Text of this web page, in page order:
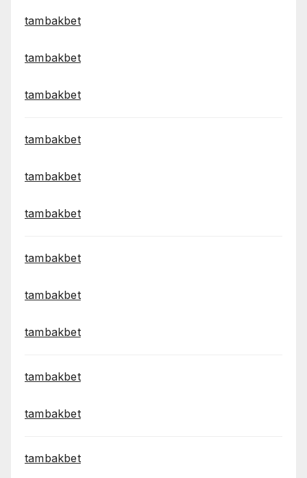
tambakbet
tambakbet
tambakbet
tambakbet
tambakbet
tambakbet
tambakbet
tambakbet
tambakbet
tambakbet
tambakbet
tambakbet